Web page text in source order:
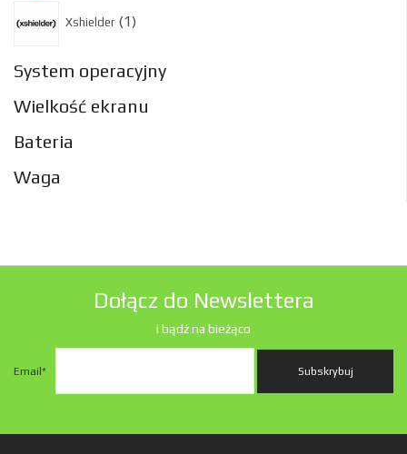
Xshielder 1
System operacyjny
Wielkość ekranu
Bateria
Waga
Dołącz do Newslettera
i bądź na bieżąco
Email *